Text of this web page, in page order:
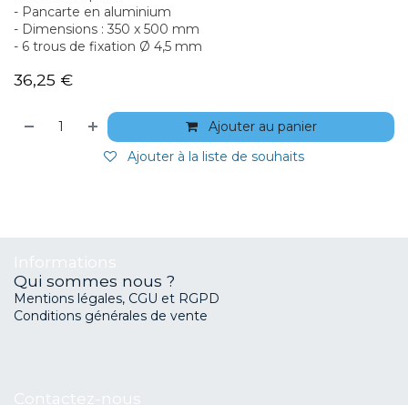
- Pancarte en aluminium
- Dimensions : 350 x 500 mm
- 6 trous de fixation Ø 4,5 mm
36,25 €
Ajouter au panier
Ajouter à la liste de souhaits
Qui sommes nous ?
Mentions légales, CGU et RGPD
Conditions générales de vente